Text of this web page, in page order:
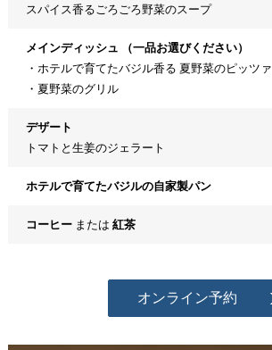
スパイス香るごろごろ野菜のスープ
メインディッシュ （一品お選びください）
・ホテルで育てたバジル香る 夏野菜のピッツァ
・夏野菜のグリル
デザート
トマトと生姜のジェラート
ホテルで育てたバジルの自家製パン
コーヒーまたは 紅茶
オンライン予約